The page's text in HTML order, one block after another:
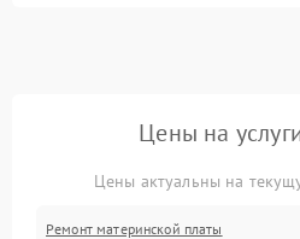
Цены на
Цены актуальны на
Ремонт материнской платы